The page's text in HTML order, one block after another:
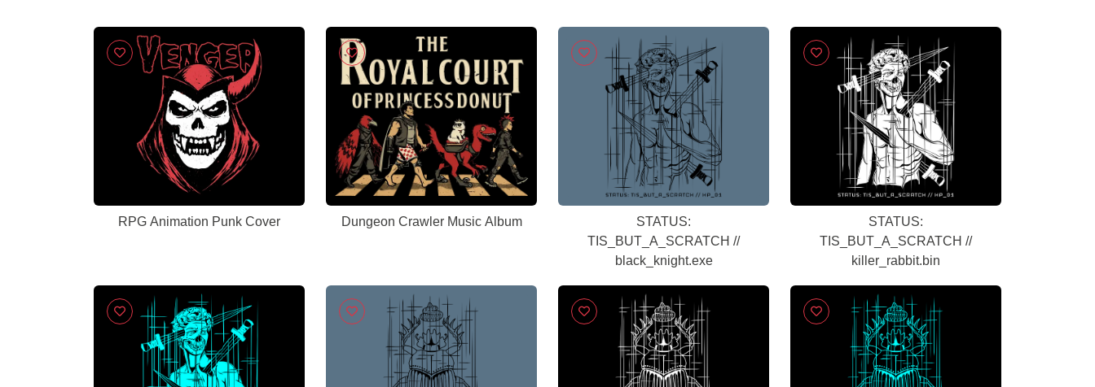
RPG Animation Punk Cover Dungeon Crawler Music Album
STATUS:
TIS_BUT_A_SCRATCH //
black_knight.exe
STATUS:
TIS_BUT_A_SCRATCH //
killer_rabbit.bin